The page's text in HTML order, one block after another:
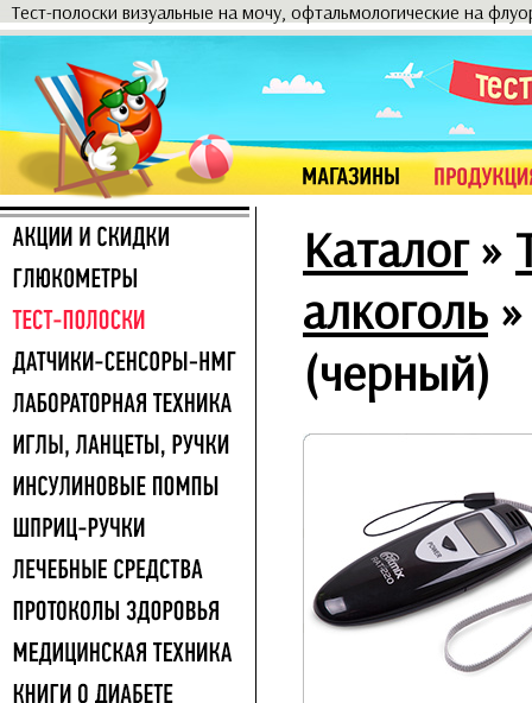
Тест-полоски визуальные на мочу, офтальмологические на
Каталог»
алкоголь
(черный)